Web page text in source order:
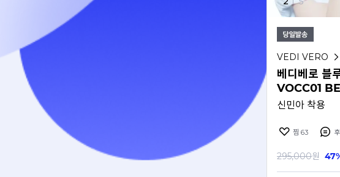
VEDI VERO
베디베로 블
VOCC01
신민아 착용
찜 63
295,000원